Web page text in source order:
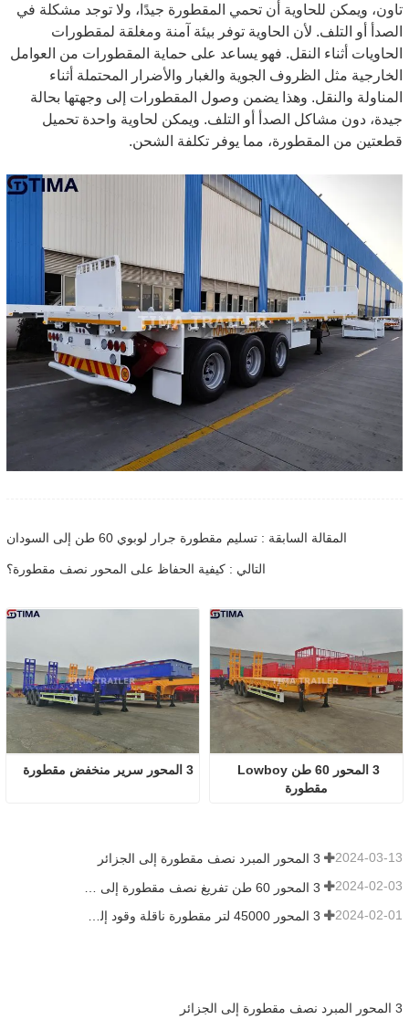
تاون، ويمكن للحاوية أن تحمي المقطورة جيدًا، ولا توجد مشكلة في
الصدأ أو التلف. لأن الحاوية توفر بيئة آمنة ومغلقة لمقطورات
الحاويات أثناء النقل. فهو يساعد على حماية المقطورات من العوامل
الخارجية مثل الظروف الجوية والغبار والأضرار المحتملة أثناء
المناولة والنقل. وهذا يضمن وصول المقطورات إلى وجهتها بحالة
جيدة، دون مشاكل الصدأ أو التلف. ويمكن لحاوية واحدة تحميل
قطعتين من المقطورة، مما يوفر تكلفة الشحن.
المقالة السابقة : تسليم مقطورة جرار لوبوي 60 طن إلى السودان
التالي : كيفية الحفاظ على المحور نصف مقطورة؟
3 المحور سرير منخفض مقطورة
مقطورة
3 المحور المبرد نصف مقطورة إلى الجزائر 2024-03-13
2024-02-03
2024-02-01
3 المحور المبرد نصف مقطورة إلى الجزائر